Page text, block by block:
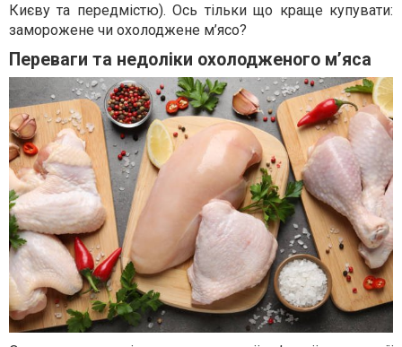
Києву та передмістю). Ось тільки що краще купувати:
заморожене чи охолоджене м’ясо?
Переваги та недоліки охолодженого м’яса